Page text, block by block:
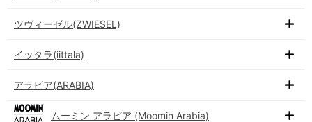
ツヴィーゼル(ZWIESEL)
イッタラ(iittala)
アラビア(ARABIA)
ムーミン アラビア (Moomin Arabia)